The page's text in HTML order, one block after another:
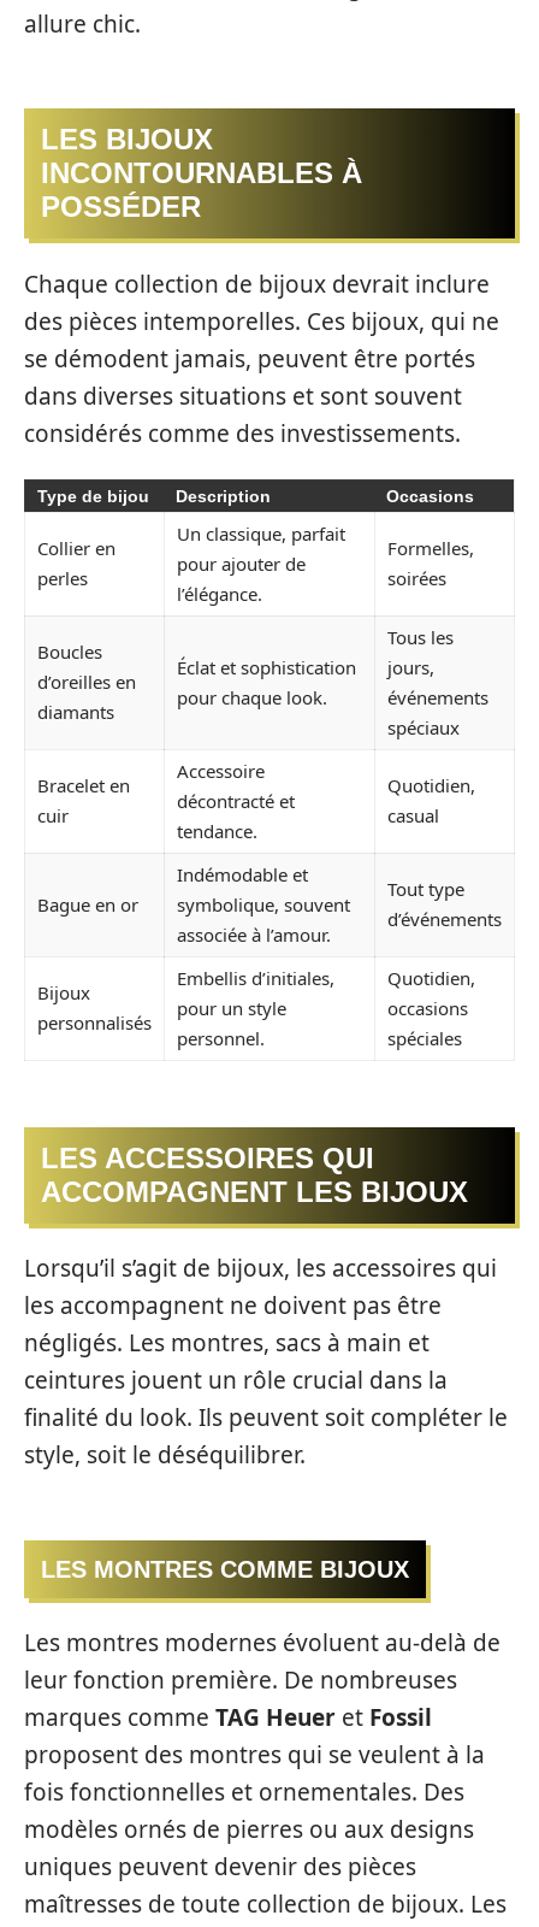
allure chic.
LES BIJOUX
INCONTOURNABLES À
POSSÉDER
Chaque collection de bijoux devrait inclure
des pièces intemporelles. Ces bijoux, qui ne
se démodent jamais, peuvent être portés
dans diverses situations et sont souvent
considérés comme des investissements.
Type de bijou Description Occasions
Collier en
perles
Un classique, parfait
pour ajouter de
l’élégance.
Formelles,
soirées
Boucles
d’oreilles en
diamants
Éclat et sophistication
pour chaque look.
Tous les
jours,
événements
spéciaux
Bracelet en
cuir
Accessoire
décontracté et
tendance.
Quotidien,
casual
Bague en or
Indémodable et
symbolique, souvent
associée à l’amour.
Tout type
d’événements
Bijoux
personnalisés
Embellis d’initiales,
pour un style
personnel.
Quotidien,
occasions
spéciales
LES ACCESSOIRES QUI
ACCOMPAGNENT LES BIJOUX
Lorsqu’il s’agit de bijoux, les accessoires qui
les accompagnent ne doivent pas être
négligés. Les montres, sacs à main et
ceintures jouent un rôle crucial dans la
finalité du look. Ils peuvent soit compléter le
style, soit le déséquilibrer.
LES MONTRES COMME BIJOUX
Les montres modernes évoluent au-delà de
leur fonction première. De nombreuses
marques comme TAG Heuer et Fossil
proposent des montres qui se veulent à la
fois fonctionnelles et ornementales. Des
modèles ornés de pierres ou aux designs
uniques peuvent devenir des pièces
maîtresses de toute collection de bijoux. Les